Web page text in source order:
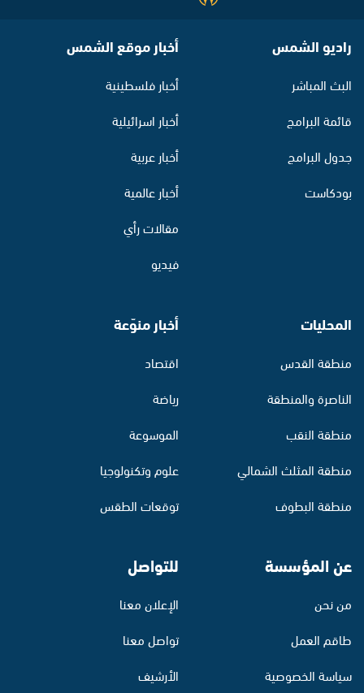
راديو الشمس
البث المباشر
قائمة البرامج
جدول البرامج
بودكاست
أخبار موقع الشمس
أخبار فلسطينية
أخبار اسرائيلية
أخبار عربية
أخبار عالمية
مقالات رأي
فيديو
المحليات
منطقة القدس
الناصرة والمنطقة
منطقة النقب
منطقة المثلث الشمالي
منطقة البطوف
أخبار منوّعة
اقتصاد
رياضة
الموسوعة
علوم وتكنولوجيا
توقعات الطقس
عن المؤسسة
من نحن
طاقم العمل
سياسة الخصوصية
للتواصل
الإعلان معنا
تواصل معنا
الأرشيف